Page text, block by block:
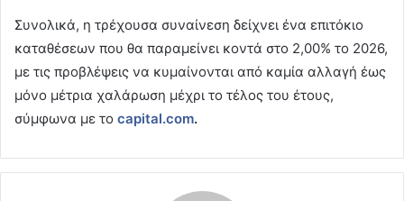
Συνολικά, η τρέχουσα συναίνεση δείχνει ένα επιτόκιο
καταθέσεων που θα παραμείνει κοντά στο 2,00% το 2026,
με τις προβλέψεις να κυμαίνονται από καμία αλλαγή έως
μόνο μέτρια χαλάρωση μέχρι το τέλος του έτους,
σύμφωνα με το capital.com.